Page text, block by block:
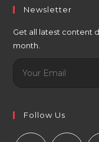
Newsletter
Get all latest content
month.
Follow Us